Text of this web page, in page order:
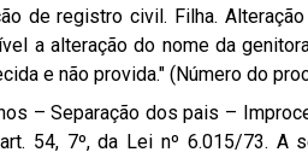
de registro civil. Filha.
a alteração do nome da
e não provida." (Número do
– Separação dos pais –
54, 7º, da Lei nº 6.015/73. A